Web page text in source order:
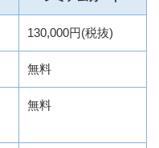
130,000円(税抜)
無料
無料